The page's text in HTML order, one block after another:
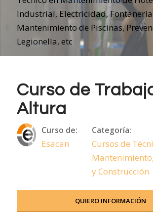
Industrial, Electricidad,
Mantenimiento de Piscinas,
Legionella, etc
Curso de
Altura
Curso de:
Esacan
Categoría:
Cursos de
y Construcción
QUIERO INFORMACIÓN